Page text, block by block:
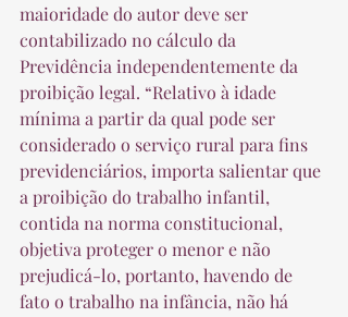
maioridade do autor deve ser
contabilizado no cálculo da
Previdência independentemente da
proibição legal. “Relativo à idade
mínima a partir da qual pode ser
considerado o serviço rural para fins
previdenciários, importa salientar que
a proibição do trabalho infantil,
contida na norma constitucional,
objetiva proteger o menor e não
prejudicá-lo, portanto, havendo de
fato o trabalho na infância, não há